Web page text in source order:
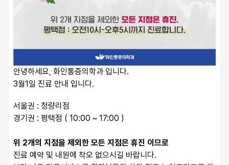
안녕하세요, 화인통증의학과 입니다.
3월1일 진료 안내 입니다.
서울권 : 청량리점
경기권 : 평택점 ( 10:00 ~ 17:00 )
위 2개의 지점을 제외한 모든 지점은 휴진 이므로
진료 예약 및 내원에 착오 없으시길 바랍니다.